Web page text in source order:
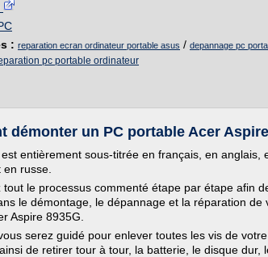
: reparation ecran ordinateur portable asus / depannage pc
pc portable ordinateur
démonter un PC portable Acer
entièrement sous-titrée en français, en anglais,
russe.
tout le processus commenté étape par étape afin
le démontage, le dépannage et la réparation de
Aspire 8935G.
serez guidé pour enlever toutes les vis de
de retirer tour à tour, la batterie, le disque dur,